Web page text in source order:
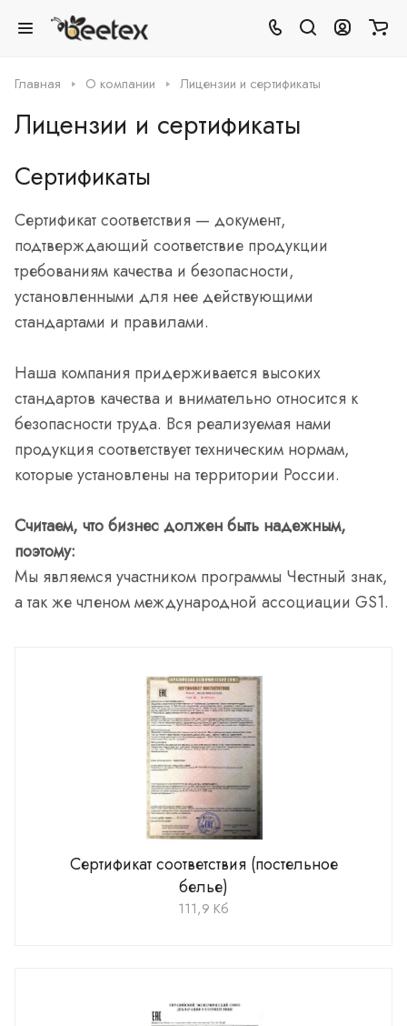
Главная О компании Лицензии и сертификаты
Лицензии и сертификаты
Сертификаты
Сертификат соответствия — документ,
подтверждающий соответствие продукции
требованиям качества и безопасности,
установленными для нее действующими
стандартами и правилами.
Наша компания придерживается высоких
стандартов качества и внимательно относится к
безопасности труда. Вся реализуемая нами
продукция соответствует техническим нормам,
которые установлены на территории России.
Считаем, что бизнес должен быть надежным,
поэтому:
Мы являемся участником программы Честный знак,
а так же членом международной ассоциации GS1.
Сертификат соответствия (постельное
белье)
111,9 Кб